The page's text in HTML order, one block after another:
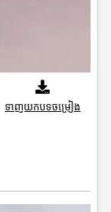
ទាញយកបទចម្រៀង